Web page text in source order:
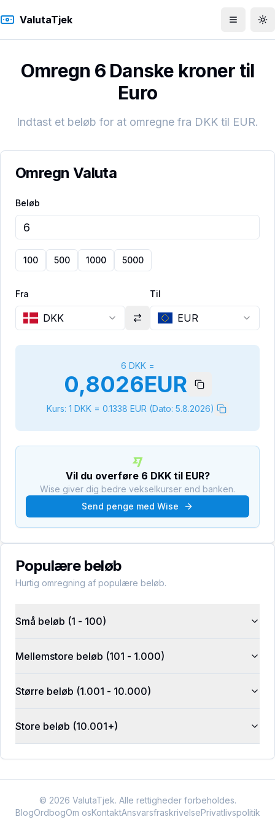
ValutaTjek Åbn menu
Omregn 6 Danske kroner til
Euro
Indtast et beløb for at omregne fra DKK til EUR.
Omregn Valuta
Beløb
100 500 1000 5000
Fra
DKK
Til
EUR
6 DKK=
0,8026EUR
Kurs: 1 DKK= 0.1338 EUR (Dato: 5.8.2026)
Vil du overføre 6 DKKtil EUR?
Wise giver dig bedre vekselkurser end banken.
Send penge med Wise
Populære beløb
Hurtig omregning af populære beløb.
Små beløb (1 - 100)
Mellemstore beløb (101 - 1.000)
Større beløb (1.001 - 10.000)
Store beløb (10.001+)
© 2026 ValutaTjek. Alle rettigheder forbeholdes.
BlogOrdbogOm osKontaktAnsvarsfraskrivelsePrivatlivspolitik